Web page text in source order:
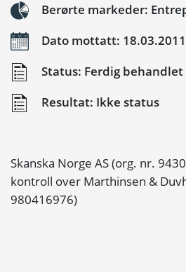
Berørte markeder:
Dato mottatt: 18.03.2011
Status: Ferdig behandlet
Resultat: Ikke status
Skanska Norge AS (org. nr.
kontroll over Marthinsen &
980416976)